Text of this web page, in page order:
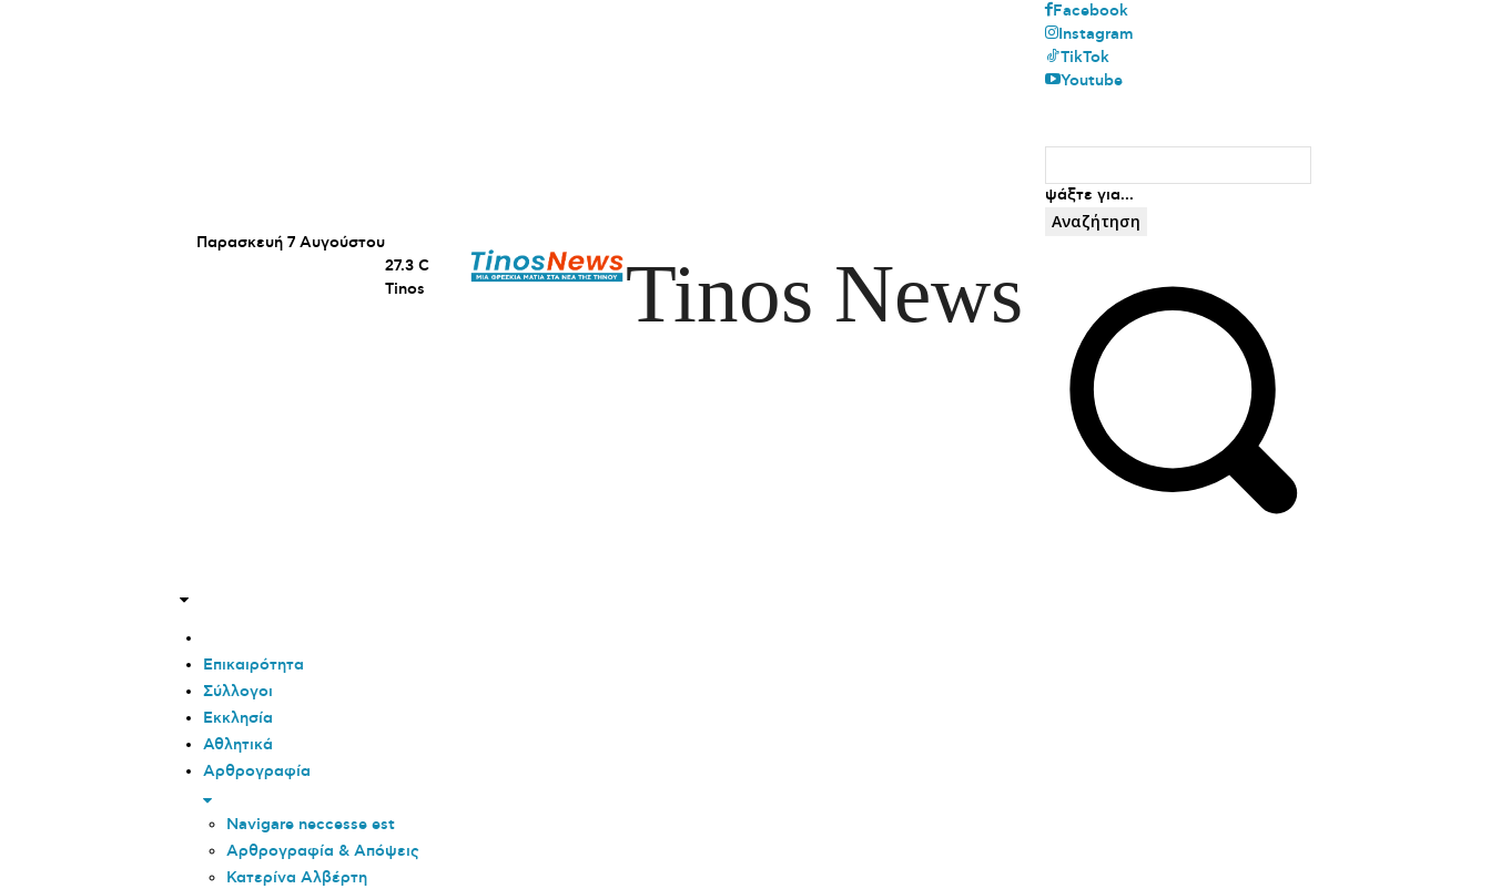
Παρασκευή 7 Αυγούστου
27.3 C
Tinos
Tinos News
Facebook
Instagram
TikTok
Youtube
ψάξτε για...
Αναζήτηση
Επικαιρότητα
Σύλλογοι
Εκκλησία
Αθλητικά
Αρθρογραφία
Navigare neccesse est
Αρθρογραφία & Απόψεις
Κατερίνα Αλβέρτη